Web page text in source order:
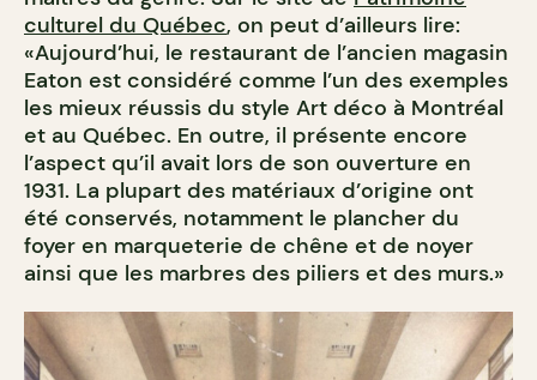
culturel du Québec, on peut d’ailleurs lire:
«Aujourd’hui, le restaurant de l’ancien magasin
Eaton est considéré comme l’un des exemples
les mieux réussis du style Art déco à Montréal
et au Québec. En outre, il présente encore
l’aspect qu’il avait lors de son ouverture en
1931. La plupart des matériaux d’origine ont
été conservés, notamment le plancher du
foyer en marqueterie de chêne et de noyer
ainsi que les marbres des piliers et des murs.»